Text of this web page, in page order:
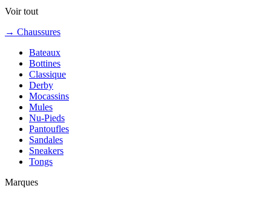
Voir tout
→ Chaussures
Bateaux
Bottines
Classique
Derby
Mocassins
Mules
Nu-Pieds
Pantoufles
Sandales
Sneakers
Tongs
Marques